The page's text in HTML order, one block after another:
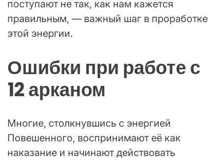
поступают не так, как нам кажется
правильным, — важный шаг в проработке
этой энергии.
Ошибки при работе с
12 арканом
Многие, столкнувшись с энергией
Повешенного, воспринимают её как
наказание и начинают действовать